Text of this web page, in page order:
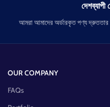
দেশব্যাপী
আমরা আমাদের অর্ডারকৃত পণ্য দ্রুততার
OUR COMPANY
FAQs